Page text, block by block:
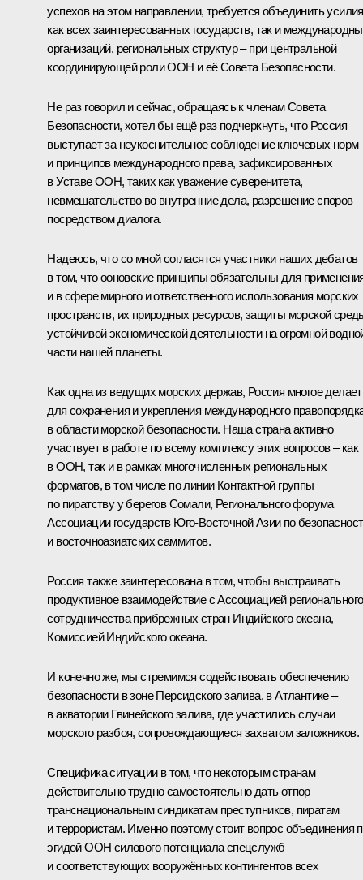
успехов на этом направлении, требуется объединить усилия
как всех заинтересованных государств, так и
организаций, региональных структур – при центральной
координирующей роли ООН и её Совета Безопасности.
Не раз говорил и сейчас, обращаясь к членам Совета
Безопасности, хотел бы ещё раз подчеркнуть, что Россия
выступает за неукоснительное соблюдение ключевых норм
и принципов международного права, зафиксированных
в Уставе ООН, таких как уважение суверенитета,
невмешательство во внутренние дела, разрешение споров
посредством диалога.
Надеюсь, что со мной согласятся участники наших дебатов
в том, что ооновские принципы обязательны для
и в сфере мирного и ответственного использования морских
пространств, их природных ресурсов, защиты морской
устойчивой экономической деятельности на огромной
части нашей планеты.
Как одна из ведущих морских держав, Россия многое делает
для сохранения и укрепления международного
в области морской безопасности. Наша страна активно
участвует в работе по всему комплексу этих вопросов – как
в ООН, так и в рамках многочисленных региональных
форматов, в том числе по линии Контактной группы
по пиратству у берегов Сомали, Регионального форума
Ассоциации государств Юго-Восточной Азии по
и восточноазиатских саммитов.
Россия также заинтересована в том, чтобы выстраивать
продуктивное взаимодействие с Ассоциацией регионального
сотрудничества прибрежных стран Индийского океана,
Комиссией Индийского океана.
И конечно же, мы стремимся содействовать обеспечению
безопасности в зоне Персидского залива, в Атлантике –
в акватории Гвинейского залива, где участились случаи
морского разбоя, сопровождающиеся захватом заложников.
Специфика ситуации в том, что некоторым странам
действительно трудно самостоятельно дать отпор
транснациональным синдикатам преступников, пиратам
и террористам. Именно поэтому стоит вопрос объединения
эгидой ООН силового потенциала спецслужб
и соответствующих вооружённых контингентов всех